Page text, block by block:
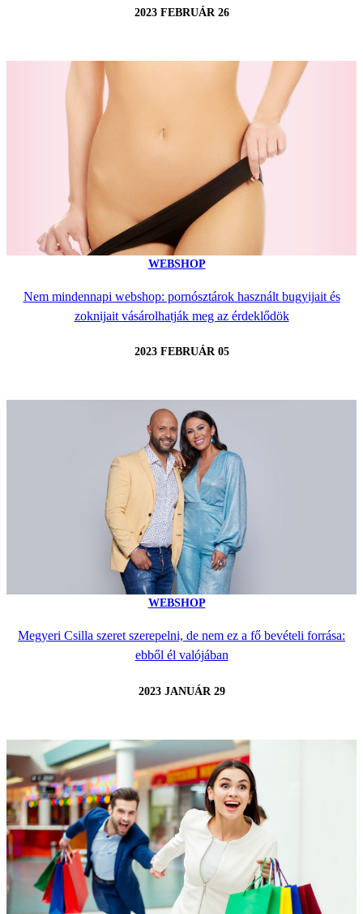
2023 FEBRUÁR 26
WEBSHOP
Nem mindennapi webshop: pornósztárok használt bugyijait és
zoknijait vásárolhatják meg az érdeklődök
2023 FEBRUÁR 05
WEBSHOP
Megyeri Csilla szeret szerepelni, de nem ez a fő bevételi forrása:
ebből él valójában
2023 JANUÁR 29